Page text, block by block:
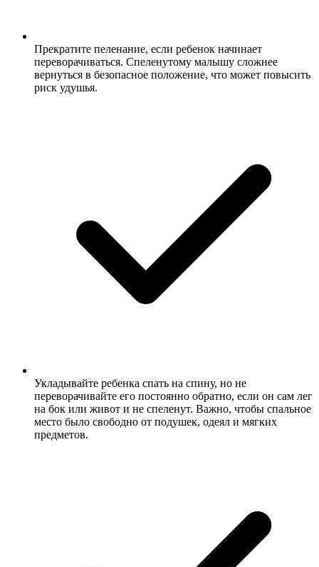
Прекратите пеленание, если ребенок начинает
переворачиваться. Спеленутому малышу сложнее
вернуться в безопасное положение, что может повысить
риск удушья.
Укладывайте ребенка спать на спину, но не
переворачивайте его постоянно обратно, если он сам лег
на бок или живот и не спеленут. Важно, чтобы спальное
место было свободно от подушек, одеял и мягких
предметов.